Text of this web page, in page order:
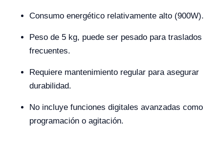
Consumo energético relativamente alto (900W).
Peso de 5 kg, puede ser pesado para traslados
frecuentes.
Requiere mantenimiento regular para asegurar
durabilidad.
No incluye funciones digitales avanzadas como
programación o agitación.